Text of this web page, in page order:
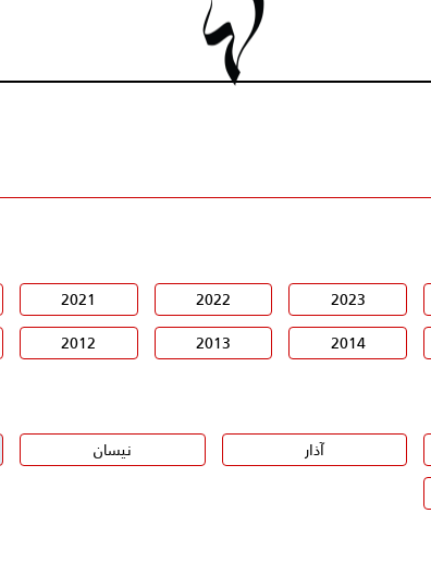
2023
2022
2021
2014
2013
2012
آذار نيسان